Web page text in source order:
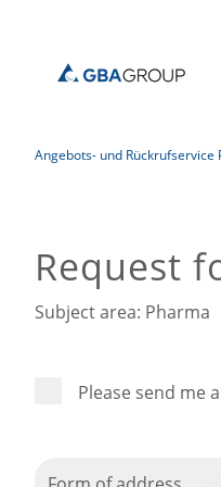
Angebots- und Rückrufservice
Request
Subject area: Pharma
Please send me